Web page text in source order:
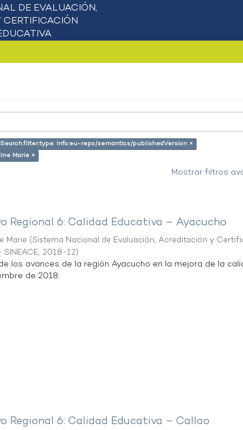
info:eu-repo/semantics/publishedVersion ×
Marie ×
Mostrar filtros
Regional 6: Calidad Educativa – Ayacucho
Marie (Sistema Nacional de Evaluación, Acreditación y
, 2018-12)
los avances de la región Ayacucho en la mejora de la
de 2018.
Regional 6: Calidad Educativa – Callao